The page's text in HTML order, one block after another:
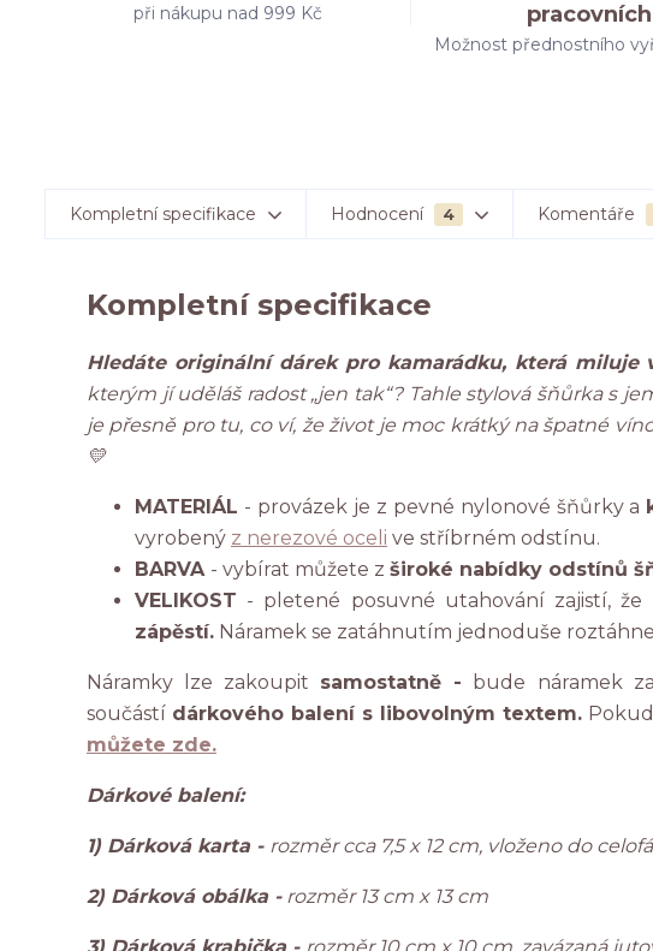
při nákupu nad 999 Kč
Možnost přednostního
Kompletní specifikace Hodnocení 4 Komentáře
Kompletní specifikace
Hledáte originální dárek pro kamarádku, která miluje
kterým jí uděláš radost „jen tak“? Tahle stylová šňůrka s
je přesně pro tu, co ví, že život je moc krátký na špatné
💛
MATERIÁL - provázek je z pevné nylonové šňůrky a
vyrobený z nerezové oceli ve stříbrném odstínu.
BARVA - vybírat můžete z široké nabídky odstínů
VELIKOST - pletené posuvné utahování zajistí, že
zápěstí. Náramek se zatáhnutím jednoduše
Náramky lze zakoupit samostatně - bude náramek
součástí dárkového balení s libovolným textem.
můžete zde.
Dárkové balení:
1) Dárková karta - rozměr cca 7,5 x 12 cm, vloženo do
2) Dárková obálka -rozměr 13 cm x 13 cm